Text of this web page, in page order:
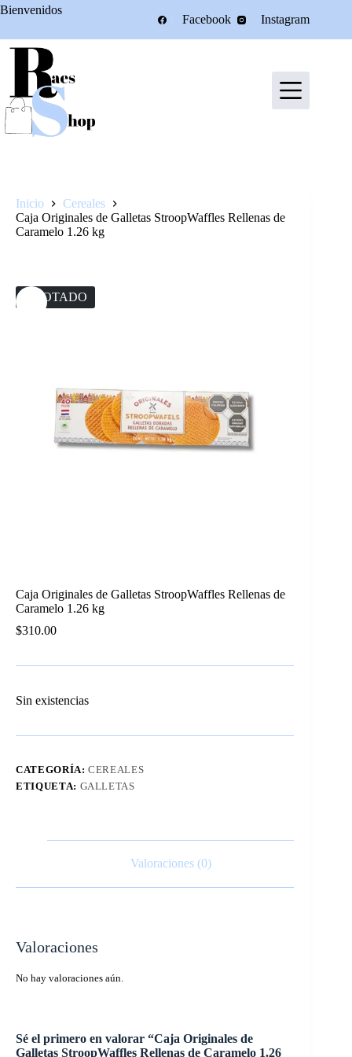
Saltar
Bienvenidos
Facebook Instagram
Inicio
Cereales
Caja Originales de Galletas StroopWaffles Rellenas de
Caramelo 1.26 kg
AGOTADO
Caja Originales de Galletas StroopWaffles Rellenas de
Caramelo 1.26 kg
$310.00
Sin existencias
CATEGORÍA:CEREALES
ETIQUETA: GALLETAS
Valoraciones (0)
Valoraciones
No hay valoraciones aún.
Sé el primero en valorar “Caja Originales de
Galletas StroopWaffles Rellenas de Caramelo 1.26